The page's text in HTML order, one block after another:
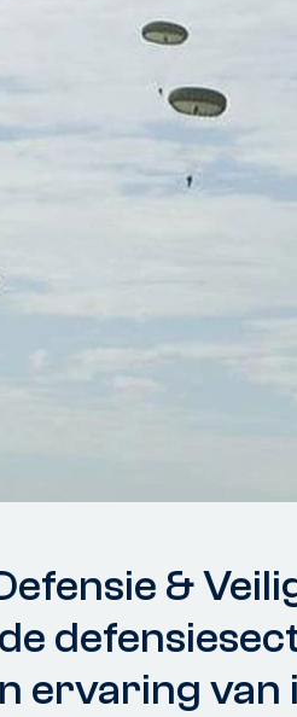
&
ervaring van